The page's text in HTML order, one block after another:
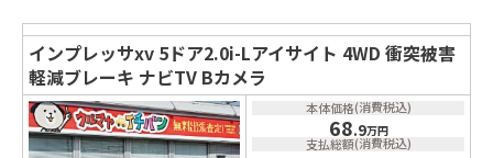
インプレッサxv 5ドア2.0i-Lアイサイト 4WD 衝突被害
軽減ブレーキ ナビTV Bカメラ
本体価格(消費税込)
68.9万円
支払総額(消費税込)